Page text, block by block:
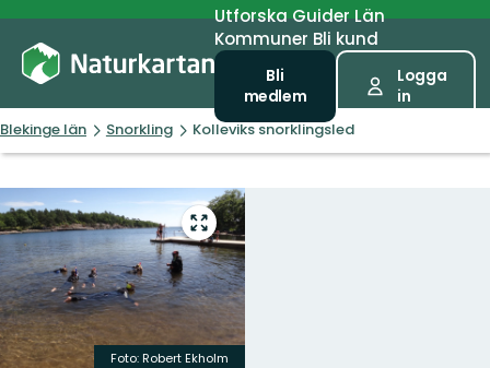
UtforskaGuiderLän
Kommuner Bli kund
Bli
medlem
Logga
in
Blekinge län Snorkling Kolleviks snorklingsled
Gå
till
helskärmsläge
Foto: Robert Ekholm